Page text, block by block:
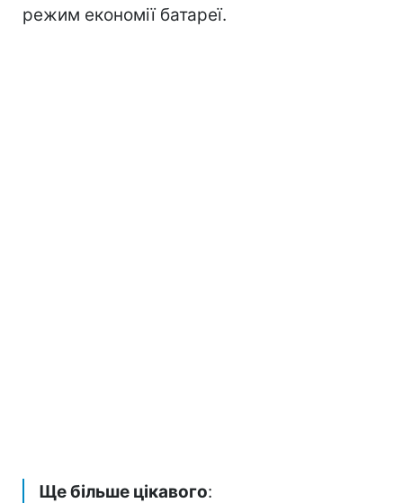
режим економії батареї.
Ще більше цікавого: